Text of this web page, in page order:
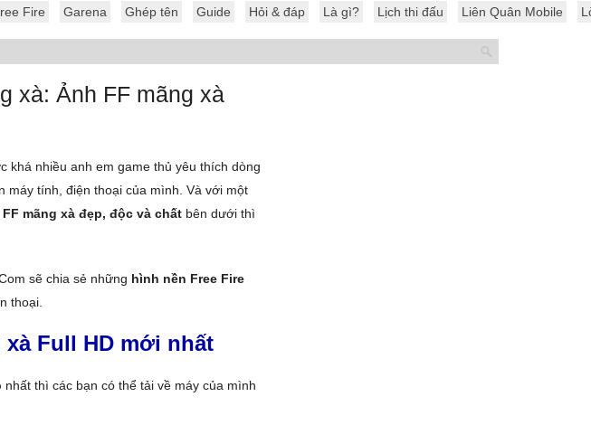
Fire Garena Ghép tên Guide Hỏi & đáp Là gì? Lịch thi đấu Liên Quân Mobile
xà: Ảnh FF mãng xà
khá nhiều anh em game thủ yêu thích dòng
máy tính, điện thoại của mình. Và với một
mãng xà đẹp, độc và chất bên dưới thì
sẽ chia sẻ những hình nền Free Fire
thoại.
xà Full HD mới nhất
nhất thì các bạn có thể tải về máy của mình